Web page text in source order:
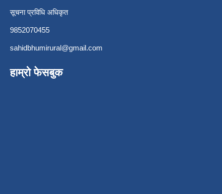
सूचना प्रविधि अधिकृत
9852070455
sahidbhumirural@gmail.com
हाम्रो फेसबुक